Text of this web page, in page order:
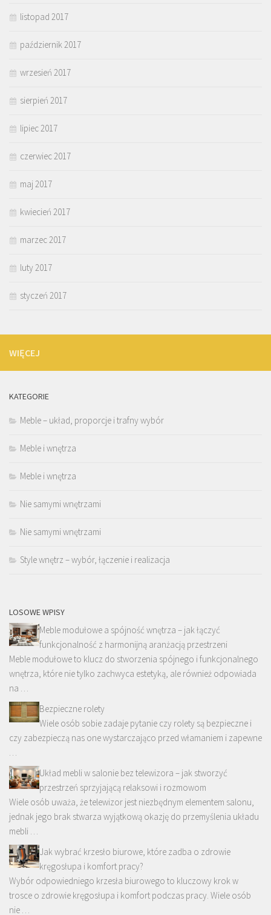
listopad 2017
październik 2017
wrzesień 2017
sierpień 2017
lipiec 2017
czerwiec 2017
maj 2017
kwiecień 2017
marzec 2017
luty 2017
styczeń 2017
WIĘCEJ
KATEGORIE
Meble – układ, proporcje i trafny wybór
Meble i wnętrza
Meble i wnętrza
Nie samymi wnętrzami
Nie samymi wnętrzami
Style wnętrz – wybór, łączenie i realizacja
LOSOWE WPISY
Meble modułowe a spójność wnętrza – jak łączyć
funkcjonalność z harmonijną aranżacją przestrzeni
Meble modułowe to klucz do stworzenia spójnego i funkcjonalnego
wnętrza, które nie tylko zachwyca estetyką, ale również odpowiada
na …
Bezpieczne rolety
Wiele osób sobie zadaje pytanie czy rolety są bezpieczne i
czy zabezpieczą nas one wystarczająco przed włamaniem i zapewne
…
Układ mebli w salonie bez telewizora – jak stworzyć
przestrzeń sprzyjającą relaksowi i rozmowom
Wiele osób uważa, że telewizor jest niezbędnym elementem salonu,
jednak jego brak stwarza wyjątkową okazję do przemyślenia układu
mebli …
Jak wybrać krzesło biurowe, które zadba o zdrowie
kręgosłupa i komfort pracy?
Wybór odpowiedniego krzesła biurowego to kluczowy krok w
trosce o zdrowie kręgosłupa i komfort podczas pracy. Wiele osób
nie …